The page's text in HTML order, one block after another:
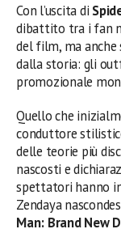
Con l’uscita di
dibattito tra i fan
del film, ma
dalla storia: gli
promozionale
Quello che
conduttore
delle teorie più
nascosti e
spettatori hanno
Zendaya
Man: Brand New